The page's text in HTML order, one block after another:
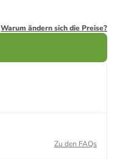
Warum ändern sich die Preise?
Zu den FAQs